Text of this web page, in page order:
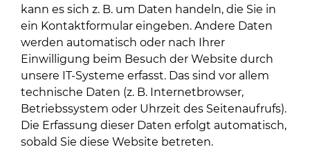
kann es sich z. B. um Daten handeln, die Sie in
ein Kontaktformular eingeben. Andere Daten
werden automatisch oder nach Ihrer
Einwilligung beim Besuch der Website durch
unsere IT-Systeme erfasst. Das sind vor allem
technische Daten (z. B. Internetbrowser,
Betriebssystem oder Uhrzeit des Seitenaufrufs).
Die Erfassung dieser Daten erfolgt automatisch,
sobald Sie diese Website betreten.